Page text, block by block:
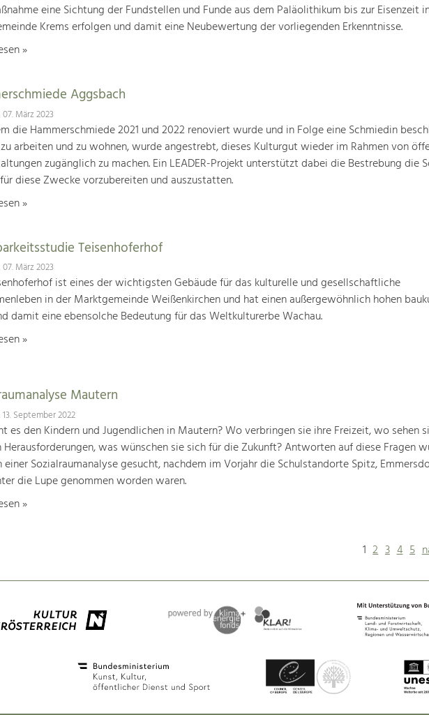
eine Sichtung der Fundstellen und Funde aus dem Paläolithikum bis zur Eisenzeit
Krems erfolgen und damit eine Neubewertung der vorliegenden Erkenntnisse.
»
Aggsbach
März 2023
die Hammerschmiede 2021 und 2022 renoviert wurde und in Folge eine Schmiedin
arbeiten und zu wohnen, wurde angestrebt, dieses Kulturgut wieder im Rahmen von
zugänglich zu machen. Ein LEADER-Projekt unterstützt dabei die Bestrebung die
diese Zwecke vorzubereiten und auszustatten.
»
Teisenhoferhof
März 2023
ist eines der wichtigsten Gebäude für das kulturelle und gesellschaftliche
in der Marktgemeinde Weißenkirchen und hat einen außergewöhnlich hohen
damit eine ebensolche Bedeutung für das Weltkulturerbe Wachau.
»
Mautern
September 2022
es den Kindern und Jugendlichen in Mautern? Wo verbringen sie ihre Freizeit, wo sehen
was wünschen sie sich für die Zukunft? Antworten auf diese Fragen
einer Sozialraumanalyse gesucht, nachdem im Vorjahr die Schulstandorte Spitz,
die Lupe genommen worden waren.
»
1 2 3 4 5